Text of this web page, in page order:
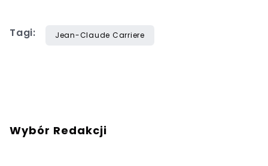
Tagi: Jean-Claude Carriere
Wybór Redakcji